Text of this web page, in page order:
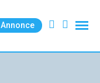
Annonce